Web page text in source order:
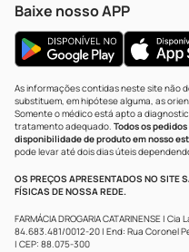
Baixe nosso APP
As informações contidas neste site não
substituem, em hipótese alguma, as
Somente o médico está apto a
tratamento adequado. Todos os
disponibilidade de produto em nosso
pode levar até dois dias úteis
OS PREÇOS APRESENTADOS NO SITE
FÍSICAS DE NOSSA REDE.
FARMÁCIA DROGARIA CATARINENSE |
84.683.481/0012-20 | End: Rua Coronel
| CEP: 88.075-300